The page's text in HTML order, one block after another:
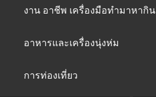
งาน อาชีพ เครื่องมือทำมาหากิน
อาหารและเครื่องนุ่งห่ม
การท่องเที่ยว